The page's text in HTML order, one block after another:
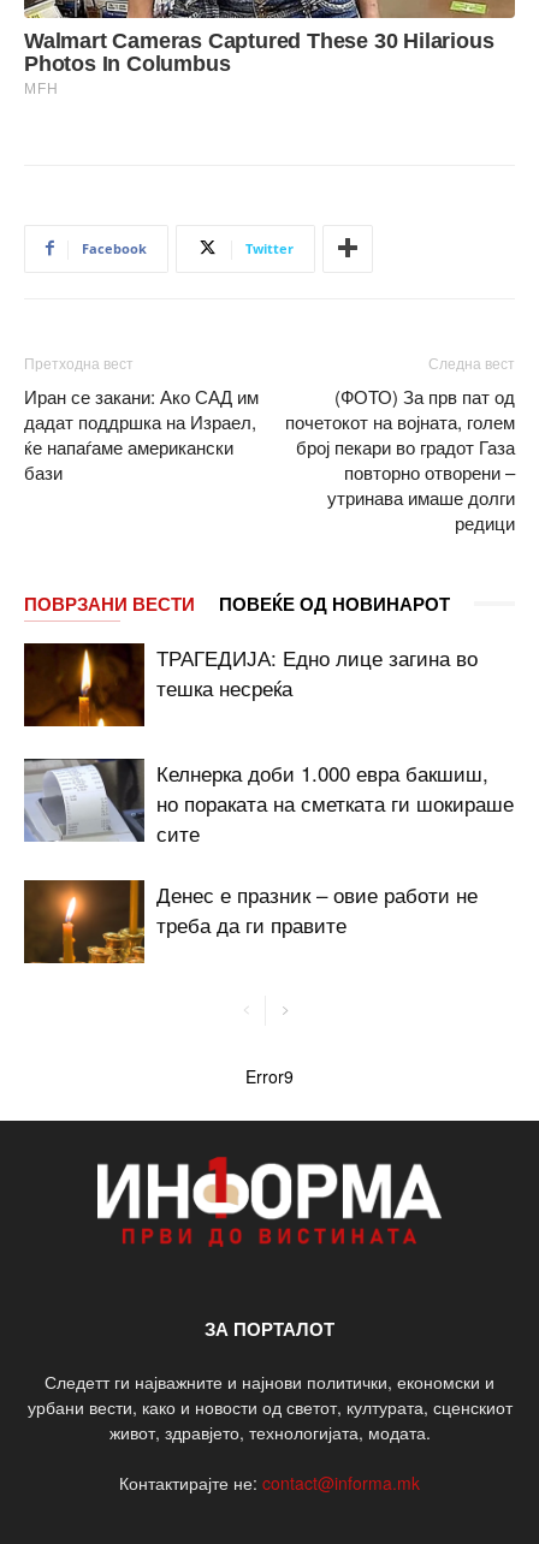
Facebook Twitter
Претходна вест
Иран се закани: Ако САД им
дадат поддршка на Израел,
ќе напаѓаме американски
бази
Следна вест
(ФОТО) За прв пат од
почетокот на војната, голем
број пекари во градот Газа
повторно отворени –
утринава имаше долги
редици
ПОВРЗАНИ ВЕСТИ ПОВЕЌЕ ОД НОВИНАРОТ
ТРАГЕДИЈА: Едно лице загина во
тешка несреќа
Келнерка доби 1.000 евра бакшиш,
но пораката на сметката ги шокираше
сите
Денес е празник – овие работи не
треба да ги правите
Error9
ЗА ПОРТАЛОТ
Следетт ги најважните и најнови политички, економски и
урбани вести, како и новости од светот, културата, сценскиот
живот, здравјето, технологијата, модата.
Контактирајте не: contact@informa.mk